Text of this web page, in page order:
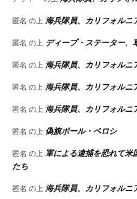
匿名 の上 海兵隊員、カリフォルニ
匿名 の上 ディープ・ステーター、
匿名 の上 海兵隊員、カリフォルニ
匿名 の上 海兵隊員、カリフォルニ
匿名 の上 海兵隊員、カリフォルニ
匿名 の上 偽旗ポール・ペロシ
匿名 の上軍による逮捕を恐れて米
たち
匿名 の上 海兵隊員、カリフォルニ